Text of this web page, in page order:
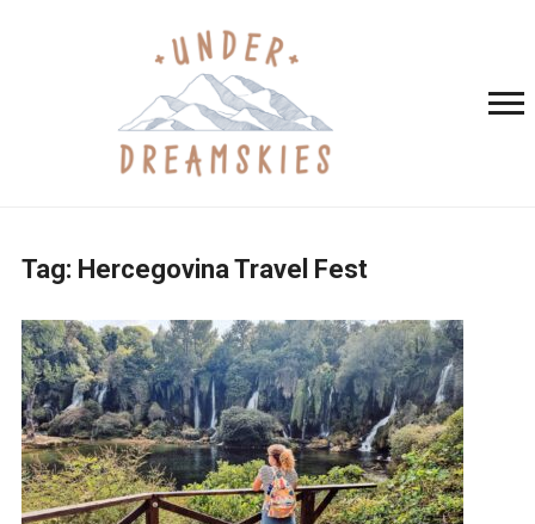
Tag: Hercegovina Travel Fest